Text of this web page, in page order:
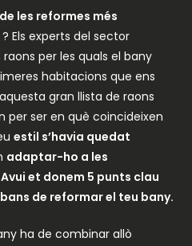
les reformes més
? Els experts del sector
per les quals el bany
habitacions que ens
gran llista de raons
per ser en què coincideixen
estil s’havia quedat
adaptar-ho a les
et donem 5 punts clau
de reformar el teu bany.
ha de combinar allò